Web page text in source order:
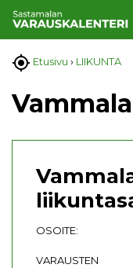
 Etusivu › LIIKUNTA
OSOITE:
VARAUSTEN